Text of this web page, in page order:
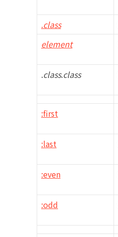
.class
element
.class.class
:first
:last
:even
:odd